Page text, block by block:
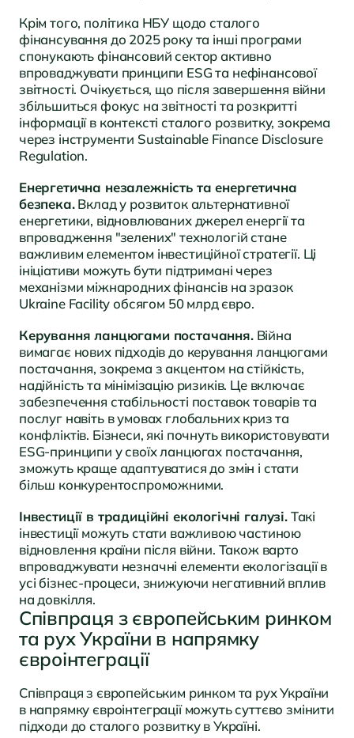
Крім того, політика НБУ щодо сталого
фінансування до 2025 року та інші програми
спонукають фінансовий сектор активно
впроваджувати принципи ESG та нефінансової
звітності. Очікується, що після завершення війни
збільшиться фокус на звітності та розкритті
інформації в контексті сталого розвитку, зокрема
через інструменти Sustainable Finance Disclosure
Regulation.
Енергетична незалежність та енергетична
безпека.Вклад у розвиток альтернативної
енергетики, відновлюваних джерел енергії та
впровадження "зелених" технологій стане
важливим елементом інвестиційної стратегії. Ці
ініціативи можуть бути підтримані через
механізми міжнародних фінансів на зразок
Ukraine Facility обсягом 50 млрд євро.
Керування ланцюгами постачання.Війна
вимагає нових підходів до керування ланцюгами
постачання, зокрема з акцентом на стійкість,
надійність та мінімізацію ризиків. Це включає
забезпечення стабільності поставок товарів та
послуг навіть в умовах глобальних криз та
конфліктів. Бізнеси, які почнуть використовувати
ESG-принципи у своїх ланцюгах постачання,
зможуть краще адаптуватися до змін і стати
більш конкурентоспроможними.
Інвестиції в традиційні екологічні галузі.Такі
інвестиції можуть стати важливою частиною
відновлення країни після війни. Також варто
впроваджувати незначні елементи екологізації в
усі бізнес-процеси, знижуючи негативний вплив
на довкілля.
Співпраця з європейським ринком
та рух України в напрямку
євроінтеграції
Співпраця з європейським ринком та рух України
в напрямку євроінтеграції можуть суттєво змінити
підходи до сталого розвитку в Україні.